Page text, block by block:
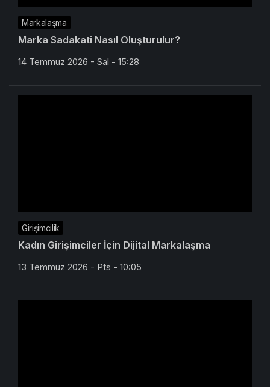
Markalaşma
Marka Sadakati Nasıl Oluşturulur?
14 Temmuz 2026 - Sal - 15:28
Girişimcilik
Kadın Girişimciler İçin Dijital Markalaşma
13 Temmuz 2026 - Pts - 10:05